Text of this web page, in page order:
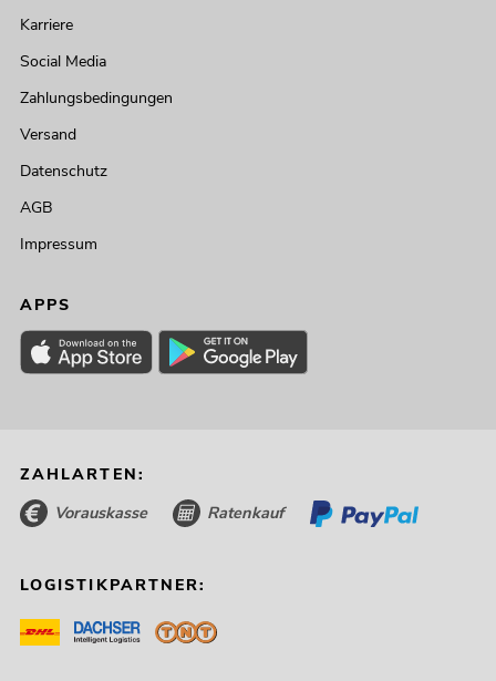
Karriere
Social Media
Zahlungsbedingungen
Versand
Datenschutz
AGB
Impressum
APPS
ZAHLARTEN:
Vorauskasse Ratenkauf
LOGISTIKPARTNER: